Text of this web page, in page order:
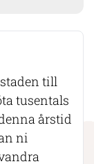
till
tusentals
årstid
ni